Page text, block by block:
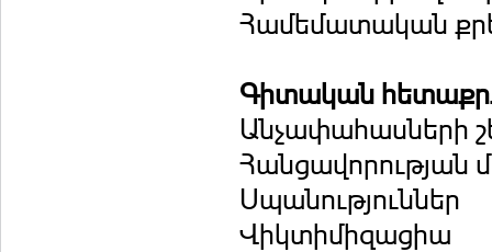
Համեմատական
Գիտական
Անչափահասների
Հանցավորության
Սպանություններ
Վիկտիմիզացիա